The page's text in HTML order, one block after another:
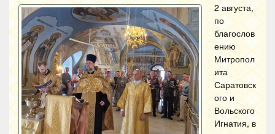
2 августа,
по
благослов
ению
Митропол
ита
Саратовск
ого и
Вольского
Игнатия, в